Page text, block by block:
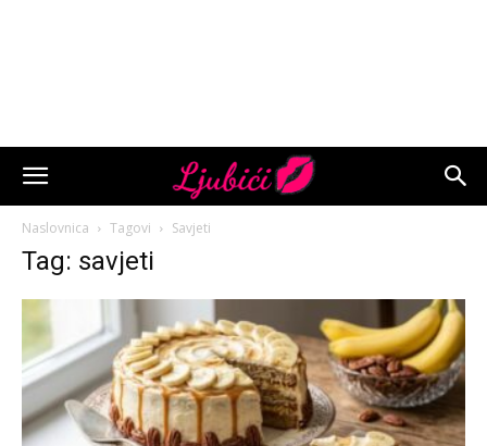
Naslovnica Tagovi Savjeti
Tag: savjeti